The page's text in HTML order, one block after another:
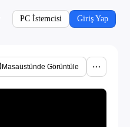
PC İstemcisi Giriş Yap
Masaüstünde Görüntüle